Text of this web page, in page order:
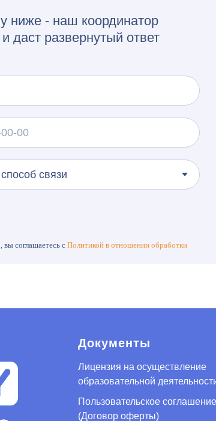
ниже - наш координатор
даст развернутый ответ
соглашаетесь с Политикой в отношении обработки
Документы
Лицензия на осуществление
образовательной
Пользовательское соглашение
(Договор оферты)